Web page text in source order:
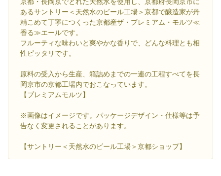
あるサントリー＜天然水のビール工場＞京都で醸造家が丹
精こめて丁寧につくった京都産ザ・プレミアム・モルツ≪
香る≫エールです。
フルーティな味わいと爽やかな香りで、どんな料理とも相
性ピッタリです。
原料の受入から生産、箱詰めまでの一連の工程すべてを長
岡京市の京都工場内でおこなっています。
【プレミアムモルツ】
※画像はイメージです。パッケージデザイン・仕様等は予
告なく変更されることがあります。
【サントリー＜天然水のビール工場＞京都ショップ】